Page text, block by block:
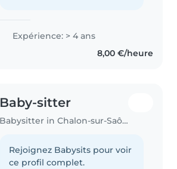
Expérience: > 4 ans
8,00 €/heure
Baby-sitter
Babysitter in Chalon-sur-Saône
Rejoignez Babysits pour voir
ce profil complet.